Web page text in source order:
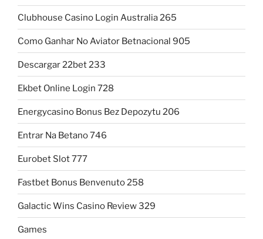
Clubhouse Casino Login Australia 265
Como Ganhar No Aviator Betnacional 905
Descargar 22bet 233
Ekbet Online Login 728
Energycasino Bonus Bez Depozytu 206
Entrar Na Betano 746
Eurobet Slot 777
Fastbet Bonus Benvenuto 258
Galactic Wins Casino Review 329
Games